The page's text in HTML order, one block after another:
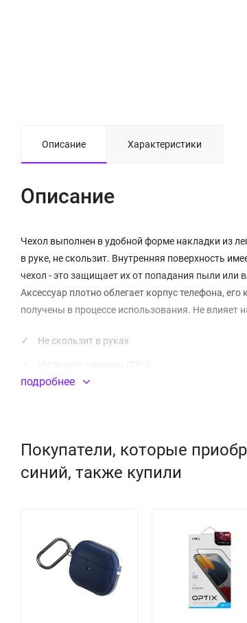
Описание Характеристики
Описание
Чехол выполнен в удобной форме накладки из
в руке, не скользит. Внутренняя поверхность
чехол - это защищает их от попадания пыли или
Аксессуар плотно облегает корпус телефона,
получены в процессе использования. Не влияет
Не скользит в руках
подробнее
Покупатели, которые
синий, также купили